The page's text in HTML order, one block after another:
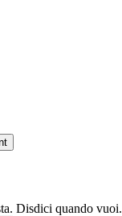
Disdici quando vuoi.